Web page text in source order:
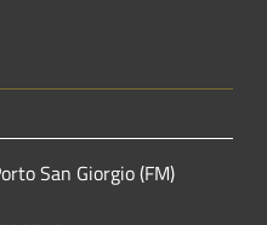
San Giorgio (FM)